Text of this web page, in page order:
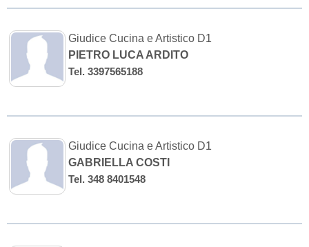
Giudice Cucina e Artistico D1
PIETRO LUCA ARDITO
Tel. 3397565188
Giudice Cucina e Artistico D1
GABRIELLA COSTI
Tel. 348 8401548